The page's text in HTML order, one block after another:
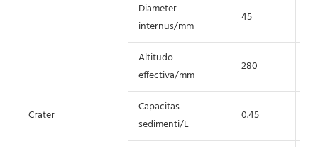
Crater
Diameter
internus/mm
45
Altitudo
effectiva/mm
280
Capacitas
sedimenti/L
0.45